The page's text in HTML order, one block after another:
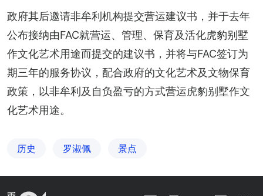
政府其后邀请非牟利机构提交营运建议书，并于去年
公布接纳由FAC就营运、管理、保育及活化虎豹别墅
作文化艺术用途而提交的建议书，并将与FAC签订为
期三年的服务协议，配合政府的文化艺术及文物保育
政策，以非牟利及自负盈亏的方式营运虎豹别墅作文
化艺术用途。
历史 罗淑佩 景点